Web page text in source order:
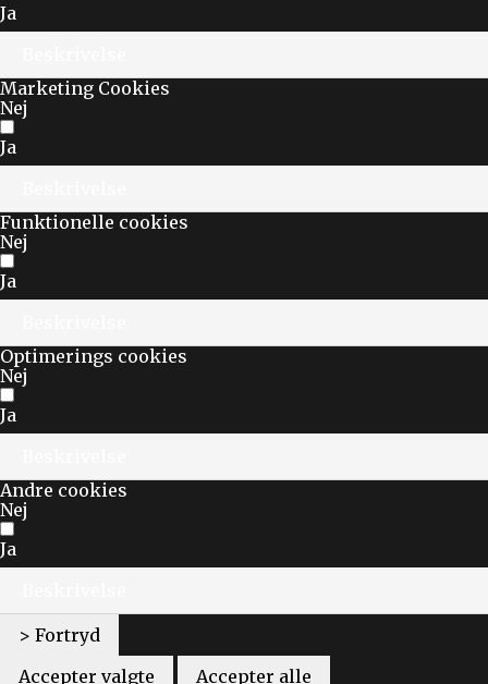
Ja
Marketing Cookies
Nej
Ja
Funktionelle cookies
Nej
Ja
Optimerings cookies
Nej
Ja
Andre cookies
Nej
Ja
> Fortryd
Accepter valgte
Accepter alle